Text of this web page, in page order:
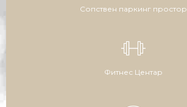
Сопствен паркинг простор
Фитнес Центар